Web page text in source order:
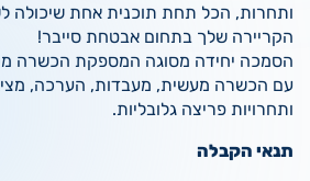
ותחרות, הכל תחת תוכנית אחת שיכולה
הקריירה שלך בתחום אבטחת סייבר!
הסמכה יחידה מסוגה המספקת הכשרה
עם הכשרה מעשית, מעבדות, הערכה,
ותחרויות פריצה גלובליות.
תנאי הקבלה